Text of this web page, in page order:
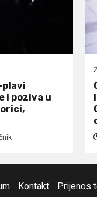
plavi
i poziva u
Kontakt Prijenos